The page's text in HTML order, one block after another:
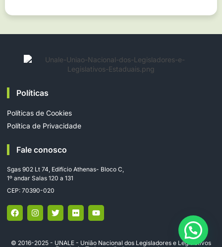
Políticas
Políticas de Cookies
Política de Privacidade
Fale conosco
Sgas 902 Lt 74, Edifício Athenas- Bloco C,
1º andar Salas 120 a 131
CEP: 70390-020
© 2016-2025 - UNALE - União Nacional dos Legisladores e Legislativos